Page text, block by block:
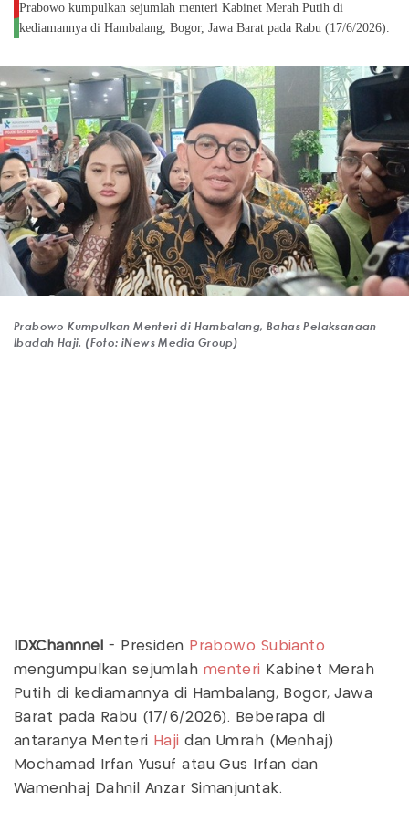
Prabowo kumpulkan sejumlah menteri Kabinet Merah Putih di
kediamannya di Hambalang, Bogor, Jawa Barat pada Rabu (17/6/2026).
Prabowo Kumpulkan Menteri di Hambalang, Bahas Pelaksanaan
Ibadah Haji. (Foto: iNews Media Group)
IDXChannnel - Presiden Prabowo Subianto
mengumpulkan sejumlah menteri Kabinet Merah
Putih di kediamannya di Hambalang, Bogor, Jawa
Barat pada Rabu (17/6/2026). Beberapa di
antaranya Menteri Haji dan Umrah (Menhaj)
Mochamad Irfan Yusuf atau Gus Irfan dan
Wamenhaj Dahnil Anzar Simanjuntak.